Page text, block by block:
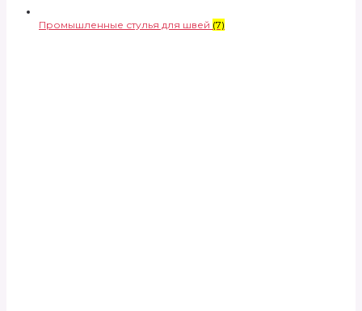
Промышленные стулья для швей (7)